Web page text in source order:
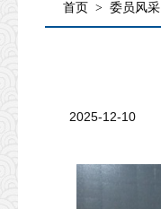
首页 > 委员风采
2025-12-10